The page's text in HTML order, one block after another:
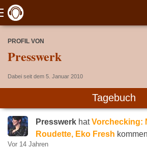
PROFIL VON
Presswerk
Dabei seit dem 5. Januar 2010
Tagebuch
Presswerk hatVorchecking:
Roudette, Eko Fresh
Vor 14 Jahren